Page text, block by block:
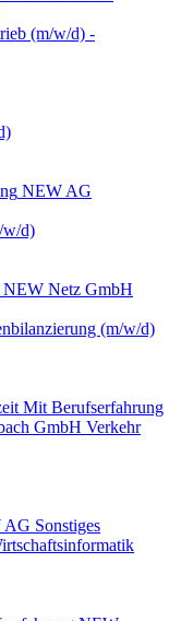
(m/w/d) -
NEW AG
w/d)
NEW Netz GmbH
(m/w/d)
Mit Berufserfahrung
GmbH Verkehr
AG Sonstiges